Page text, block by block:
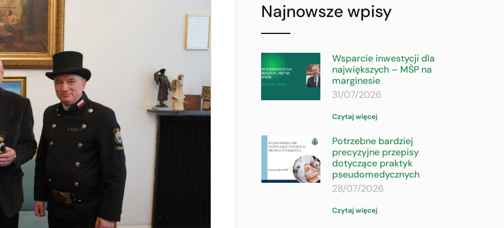
Najnowsze wpisy
Wsparcie inwestycji dla
największych – MŚP na
marginesie
31/07/2026
Czytaj więcej
Potrzebne bardziej
precyzyjne przepisy
dotyczące praktyk
pseudomedycznych
28/07/2026
Czytaj więcej